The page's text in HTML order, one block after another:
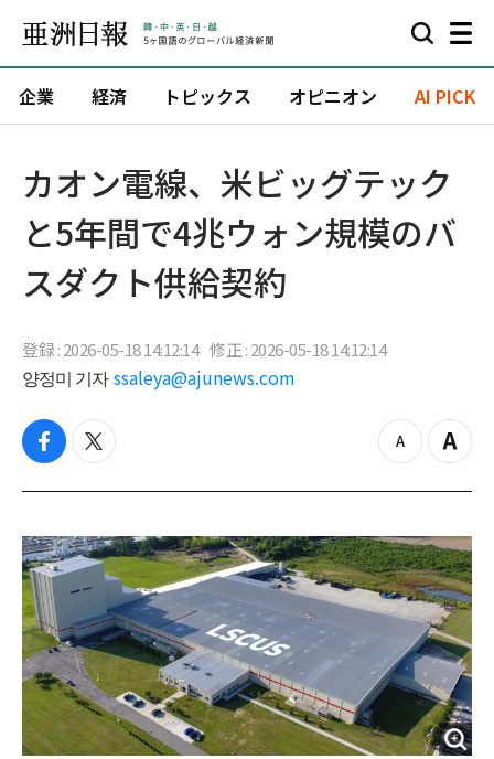
企業 経済 トピックス オピニオン AI PICK
カオン電線、米ビッグテック
と5年間で4兆ウォン規模のバ
スダクト供給契約
登録 : 2026-05-18 14:12:14 修正 : 2026-05-18 14:12:14
양정미 기자 ssaleya@ajunews.com
f
c
b
o
o
k
t
i
t
e
z
o
o
u
t
Z
o
i
n